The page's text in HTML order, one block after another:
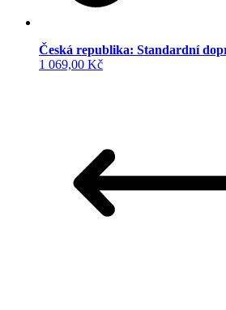
Česká republika: Standardní
1 069,00 Kč